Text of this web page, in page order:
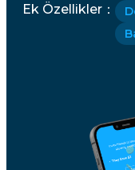
Ek Özellikler ：